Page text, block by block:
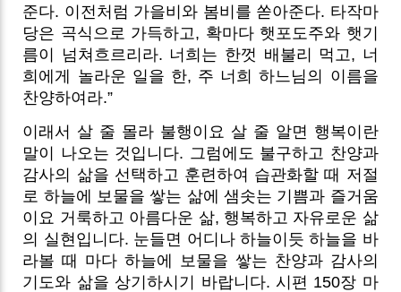
준다. 이전처럼 가을비와 봄비를 쏟아준다. 타작마
당은 곡식으로 가득하고, 확마다 햇포도주와 햇기
름이 넘쳐흐르리라. 너희는 한껏 배불리 먹고, 너
희에게 놀라운 일을 한, 주 너희 하느님의 이름을
찬양하여라.”
이래서 살 줄 몰라 불행이요 살 줄 알면 행복이란
말이 나오는 것입니다. 그럼에도 불구하고 찬양과
감사의 삶을 선택하고 훈련하여 습관화할 때 저절
로 하늘에 보물을 쌓는 삶에 샘솟는 기쁨과 즐거움
이요 거룩하고 아름다운 삶, 행복하고 자유로운 삶
의 실현입니다. 눈들면 어디나 하늘이듯 하늘을 바
라볼 때 마다 하늘에 보물을 쌓는 찬양과 감사의
기도와 삶을 상기하시기 바랍니다. 시편 150장 마